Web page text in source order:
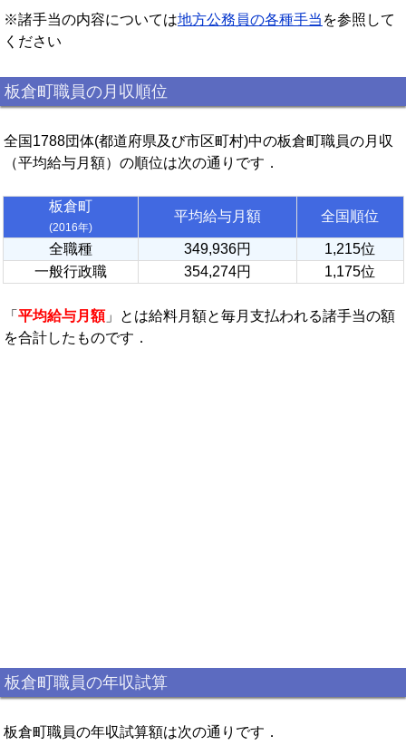
※諸手当の内容については地方公務員の各種手当 を参照して
ください
板倉町職員の月収順位
全国1788団体(都道府県及び市区町村)中の板倉町職員の月収
（平均給与月額）の順位は次の通りです．
板倉町
(2016年)
平均給与月額 全国順位
全職種 349,936円
1,215位
一般行政職
354,274円 1,175位
「 平均給与月額」とは給料月額と毎月支払われる諸手当の額
を合計したものです．
板倉町職員の年収試算
板倉町職員の年収試算額は次の通りです．